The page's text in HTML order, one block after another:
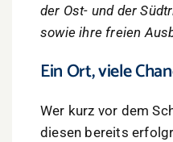
der Ost- und der
sowie ihre freien
Ein Ort, viele
Wer kurz vor dem
diesen bereits